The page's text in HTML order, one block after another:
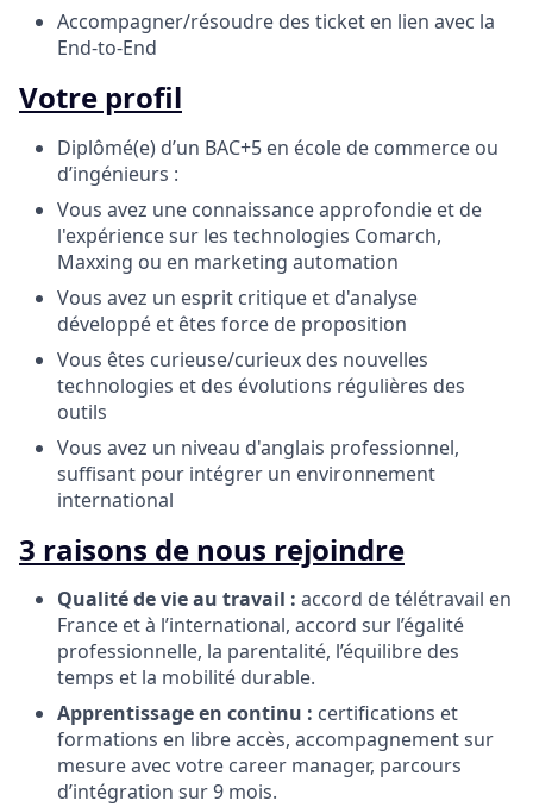
Accompagner/résoudre des ticket en lien avec la
End-to-End
Votre profil
Diplômé(e) d’un BAC+5 en école de commerce ou
d’ingénieurs :
Vous avez une connaissance approfondie et de
l'expérience sur les technologies Comarch,
Maxxing ou en marketing automation
Vous avez un esprit critique et d'analyse
développé et êtes force de proposition
Vous êtes curieuse/curieux des nouvelles
technologies et des évolutions régulières des
outils
Vous avez un niveau d'anglais professionnel,
suffisant pour intégrer un environnement
international
3 raisons de nous rejoindre
Qualité de vie au travail : accord de télétravail en
France et à l’international, accord sur l’égalité
professionnelle, la parentalité, l’équilibre des
temps et la mobilité durable.
Apprentissage en continu : certifications et
formations en libre accès, accompagnement sur
mesure avec votre career manager, parcours
d’intégration sur 9 mois.